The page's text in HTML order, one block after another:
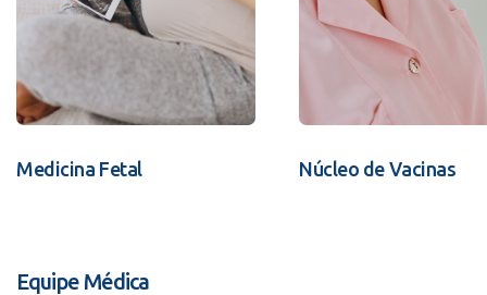
Medicina Fetal Núcleo de Vacinas
Equipe Médica